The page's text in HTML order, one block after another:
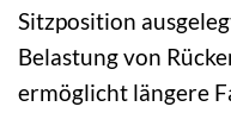
Sitzposition
Belastung von
ermöglicht längere